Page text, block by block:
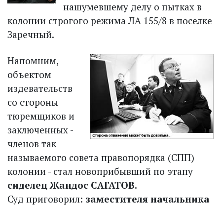
нашумевшему делу о пытках в
колонии строгого режима ЛА 155/8 в поселке
Заречный.
Напомним,
объектом
издевательств
со стороны
тюремщиков и
заключенных -
членов так
называемого совета правопорядка (СПП)
колонии - стал новоприбывший по этапу
сиделец Жандос САГАТОВ.
Суд приговорил: заместителя начальника